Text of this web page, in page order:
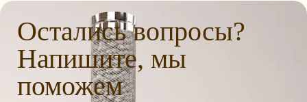
Остались вопросы?
Напишите, мы
поможем